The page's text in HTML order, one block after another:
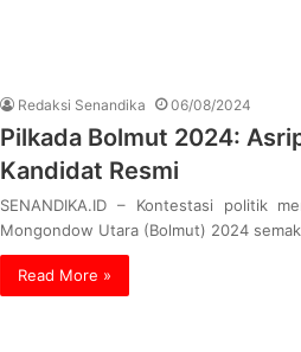
Redaksi Senandika 06/08/2024
Pilkada Bolmut 2024:
Kandidat Resmi
SENANDIKA.ID – Kontestasi politik
Mongondow Utara (Bolmut) 2024
Read More »